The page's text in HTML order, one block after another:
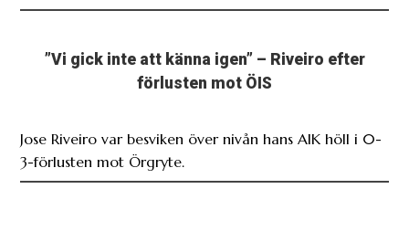
”Vi gick inte att känna igen” – Riveiro efter
förlusten mot ÖIS
Jose Riveiro var besviken över nivån hans AIK höll i 0-
3-förlusten mot Örgryte.